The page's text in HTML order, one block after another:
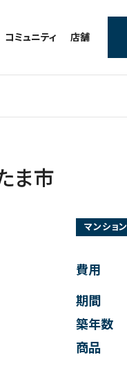
工事例
施工事例
コミュニティ
アルブル通信
ブログ
協力会社様専用
店舗
墨田店
日本橋店
ま市
マンション
費用
期間
築年数
商品